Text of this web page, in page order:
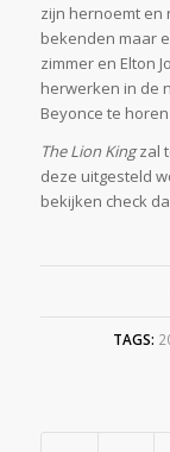
zijn hernoemt en
bekenden maar
zimmer en Elton
herwerken in de
Beyonce te
The Lion Kingzal
deze uitgesteld
bekijken check
TAGS: